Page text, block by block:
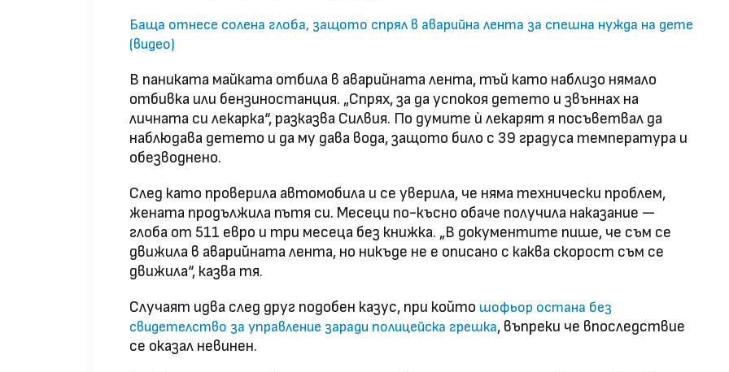
Баща отнесе солена глоба, защото спрял в аварийна лента за спешна нужда на дете
(видео)
В паниката майката отбила в аварийната лента, тъй като наблизо нямало
отбивка или бензиностанция. „Спрях, за да успокоя детето и звъннах на
личната си лекарка“, разказва Силвия. По думите ѝ лекарят я посъветвал да
наблюдава детето и да му дава вода, защото било с 39 градуса температура и
обезводнено.
След като проверила автомобила и се уверила, че няма технически проблем,
жената продължила пътя си. Месеци по-късно обаче получила наказание —
глоба от 511 евро и три месеца без книжка. „В документите пише, че съм се
движила в аварийната лента, но никъде не е описано с каква скорост съм се
движила“, казва тя.
Случаят идва след друг подобен казус, при който шофьор остана без
свидетелство за управление заради полицейска грешка, въпреки че впоследствие
се оказал невинен.